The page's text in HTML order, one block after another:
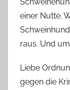
einer Nutte.
raus. Und
Liebe
gegen die